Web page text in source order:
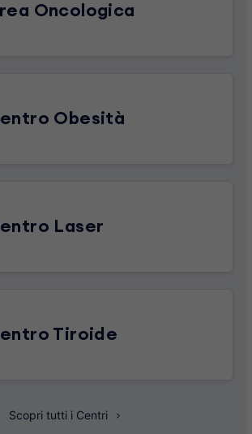
Oncologica
Obesità
Laser
Tiroide
Scopri tutti i Centri